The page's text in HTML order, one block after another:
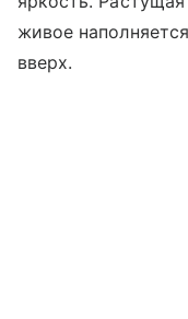
живое
вверх.